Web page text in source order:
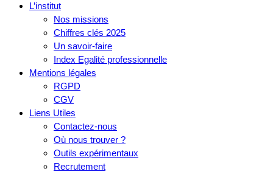
L’institut
Nos missions
Chiffres clés 2025
Un savoir-faire
Index Egalité professionnelle
Mentions légales
RGPD
CGV
Liens Utiles
Contactez-nous
Où nous trouver ?
Outils expérimentaux
Recrutement